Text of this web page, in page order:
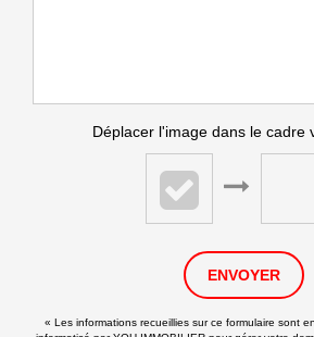
Déplacer l'image dans le cadre
ENVOYER
« Les informations recueillies sur ce formulaire sont